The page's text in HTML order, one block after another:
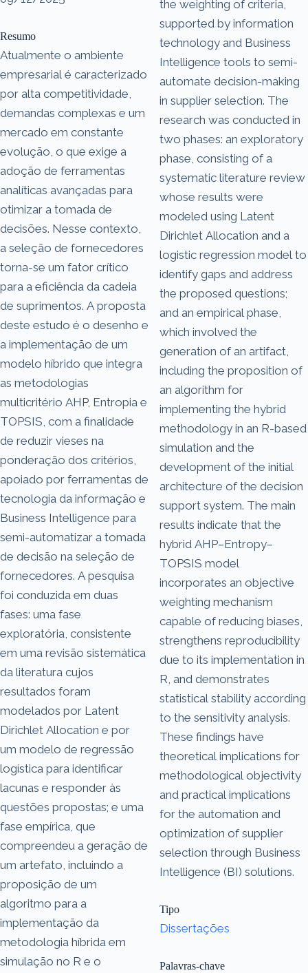
Resumo
Atualmente o ambiente
empresarial é caracterizado
por alta competitividade,
demandas complexas e um
mercado em constante
evolução, o que exige a
adoção de ferramentas
analíticas avançadas para
otimizar a tomada de
decisões. Nesse contexto,
a seleção de fornecedores
torna-se um fator crítico
para a eficiência da cadeia
de suprimentos. A proposta
deste estudo é o desenho e
a implementação de um
modelo híbrido que integra
as metodologias
multicritério AHP, Entropia e
TOPSIS, com a finalidade
de reduzir vieses na
ponderação dos critérios,
apoiado por ferramentas de
tecnologia da informação e
Business Intelligence para
semi-automatizar a tomada
de decisão na seleção de
fornecedores. A pesquisa
foi conduzida em duas
fases: uma fase
exploratória, consistente
em uma revisão sistemática
da literatura cujos
resultados foram
modelados por Latent
Dirichlet Allocation e por
um modelo de regressão
logística para identificar
lacunas e responder às
questões propostas; e uma
fase empírica, que
compreendeu a geração de
um artefato, incluindo a
proposição de um
algoritmo para a
implementação da
metodologia híbrida em
simulação no R e o
the weighting of criteria,
supported by information
technology and Business
Intelligence tools to semi-
automate decision-making
in supplier selection. The
research was conducted in
two phases: an exploratory
phase, consisting of a
systematic literature review
whose results were
modeled using Latent
Dirichlet Allocation and a
logistic regression model to
identify gaps and address
the proposed questions;
and an empirical phase,
which involved the
generation of an artifact,
including the proposition of
an algorithm for
implementing the hybrid
methodology in an R-based
simulation and the
development of the initial
architecture of the decision
support system. The main
results indicate that the
hybrid AHP–Entropy–
TOPSIS model
incorporates an objective
weighting mechanism
capable of reducing biases,
strengthens reproducibility
due to its implementation in
R, and demonstrates
statistical stability according
to the sensitivity analysis.
These findings have
theoretical implications for
methodological objectivity
and practical implications
for the automation and
optimization of supplier
selection through Business
Intelligence (BI) solutions.
Tipo
Dissertações
Palavras-chave